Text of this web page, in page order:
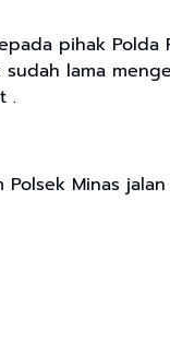
pihak
lama
.
Minas